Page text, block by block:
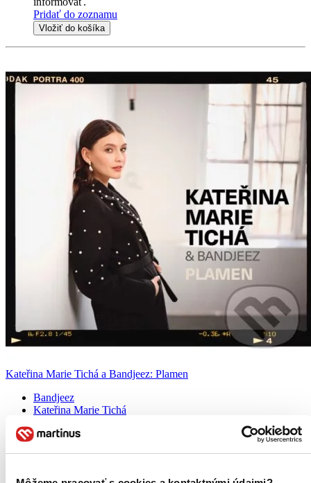
Pridať do zoznamu
Vložiť do košíka
Kateřina Marie Tichá a Bandjeez: Plamen
Bandjeez
Kateřina Marie Tichá
Kateřina Marie Tichá (* 18. srpna 1994 Vlašim), je česká popová
písničkářka a zpěvačka. V roce 2013 byla nominována na cenu